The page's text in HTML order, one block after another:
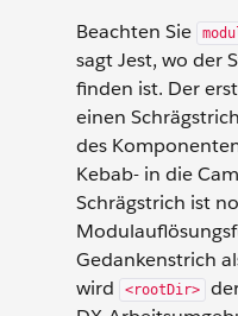
Beachten Sie
sagt Jest, wo der
finden ist. Der
einen
des
Kebab- in die
Schrägstrich ist
Gedankenstrich
wird
<rootDir>